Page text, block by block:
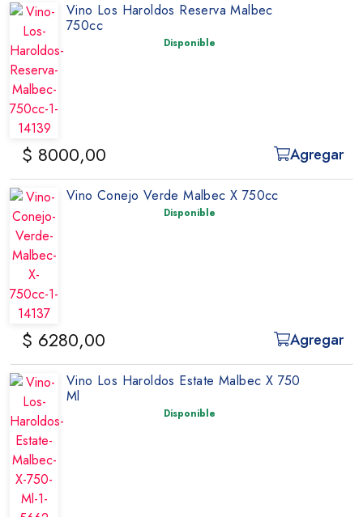
Vino Los Haroldos Reserva Malbec
750cc
Disponible
$ 8000,00 Agregar
Vino Conejo Verde Malbec X 750cc
Disponible
$ 6280,00 Agregar
Vino Los Haroldos Estate Malbec X 750
Ml
Disponible